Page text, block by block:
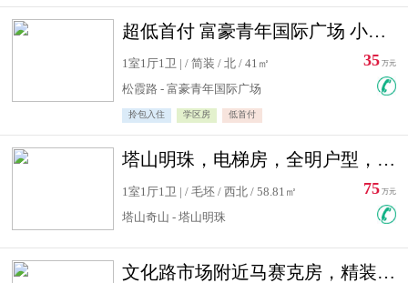
超低首付 富豪青年国际广场 小高层住宅急售
1室1厅1卫 | / 简装 / 北 / 41㎡
松霞路 - 富豪青年国际广场
拎包入住 学区房 低首付
35 万元
塔山明珠，电梯房，全明户型，视野好，毛坯房，看房有钥匙
1室1厅1卫 | / 毛坯 / 西北 / 58.81㎡
塔山奇山 - 塔山明珠
75 万元
文化路市场附近马赛克房，精装修三居室，南北通透，实用面积大